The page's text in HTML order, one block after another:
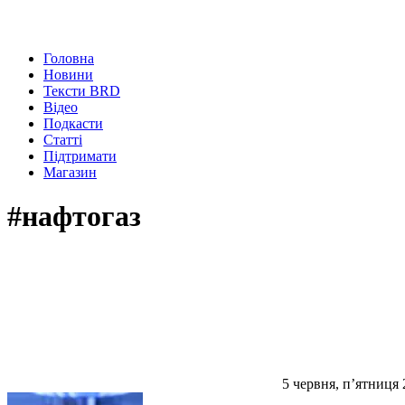
Головна
Новини
Тексти BRD
Відео
Подкасти
Статті
Підтримати
Магазин
#нафтогаз
5 червня, п’ятниця